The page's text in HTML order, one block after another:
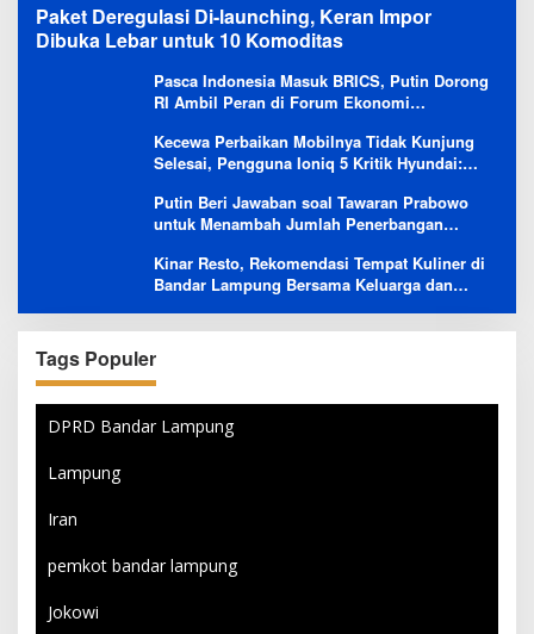
Paket Deregulasi Di-launching, Keran Impor
Dibuka Lebar untuk 10 Komoditas
Pasca Indonesia Masuk BRICS, Putin Dorong
RI Ambil Peran di Forum Ekonomi
Kecewa Perbaikan Mobilnya Tidak Kunjung
Selesai, Pengguna Ioniq 5 Kritik Hyundai:
Sales
Putin Beri Jawaban soal Tawaran Prabowo
untuk Menambah Jumlah Penerbangan
Kinar Resto, Rekomendasi Tempat Kuliner di
Bandar Lampung Bersama Keluarga dan
Tags Populer
DPRD Bandar Lampung
Lampung
Iran
pemkot bandar lampung
Jokowi